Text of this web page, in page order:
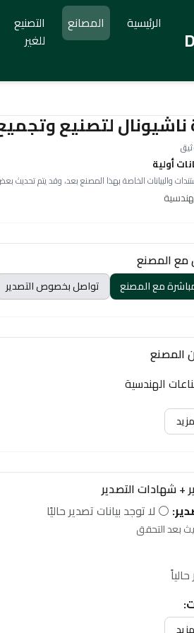
الرئيسية المصانع
التصنيع
للغير
لتصنيع وتجميع
أولية
والبيانات الخاصة بهذا المصنع بعد، وقد يتم تحديث
مع المصنع
مع المصنع تواصل بخصوص التصدير
المصنع
الهندسية
+ شهادات التصدير
⚪ لا توجد بيانات تصدير حاليًا
بعد التحقق